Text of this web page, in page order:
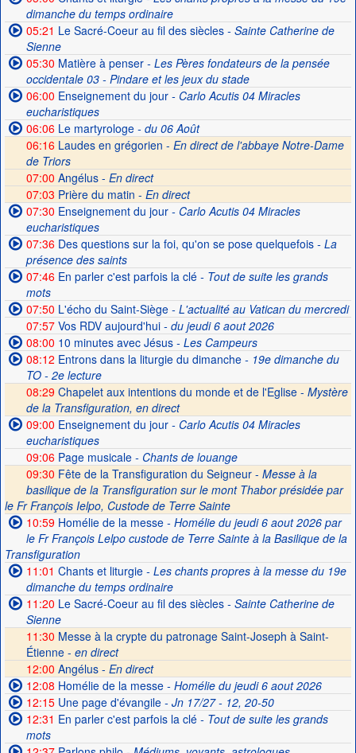
dimanche du temps ordinaire
05:21 Le Sacré-Coeur au fil des siècles- Sainte Catherine de
Sienne
05:30 Matière à penser- Les Pères fondateurs de la pensée
occidentale 03 - Pindare et les jeux du stade
06:00 Enseignement du jour- Carlo Acutis 04 Miracles
eucharistiques
06:06Le martyrologe- du 06 Août
06:16 Laudes en grégorien - En direct de l'abbaye Notre-Dame
de Triors
07:00 Angélus - En direct
07:03 Prière du matin - En direct
07:30 Enseignement du jour- Carlo Acutis 04 Miracles
eucharistiques
07:36Des questions sur la foi, qu'on se pose quelquefois- La
présence des saints
07:46En parler c'est parfois la clé- Tout de suite les grands
mots
07:50 L'écho du Saint-Siège- L'actualité au Vatican du mercredi
07:57Vos RDV aujourd'hui- du jeudi 6 aout 2026
08:00 10 minutes avec Jésus- Les Campeurs
08:12 Entrons dans la liturgie du dimanche- 19e dimanche du
TO - 2e lecture
08:29 Chapelet aux intentions du monde et de l'Eglise - Mystère
de la Transfiguration, en direct
09:00 Enseignement du jour- Carlo Acutis 04 Miracles
eucharistiques
09:06Page musicale- Chants de louange
09:30 Fête de la Transfiguration du Seigneur - Messe à la
basilique de la Transfiguration sur le mont Thabor présidée par
le Fr François Ielpo, Custode de Terre Sainte
10:59Homélie de la messe- Homélie du jeudi 6 aout 2026 par
le Fr François Lelpo custode de Terre Sainte à la Basilique de la
Transfiguration
11:01 Chants et liturgie- Les chants propres à la messe du 19e
dimanche du temps ordinaire
11:20 Le Sacré-Coeur au fil des siècles- Sainte Catherine de
Sienne
11:30 Messe à la crypte du patronage Saint-Joseph à Saint-
Étienne - en direct
12:00 Angélus - En direct
12:08 Homélie de la messe- Homélie du jeudi 6 aout 2026
12:15Une page d'évangile- Jn 17/27 - 12, 20-50
12:31 En parler c'est parfois la clé- Tout de suite les grands
mots